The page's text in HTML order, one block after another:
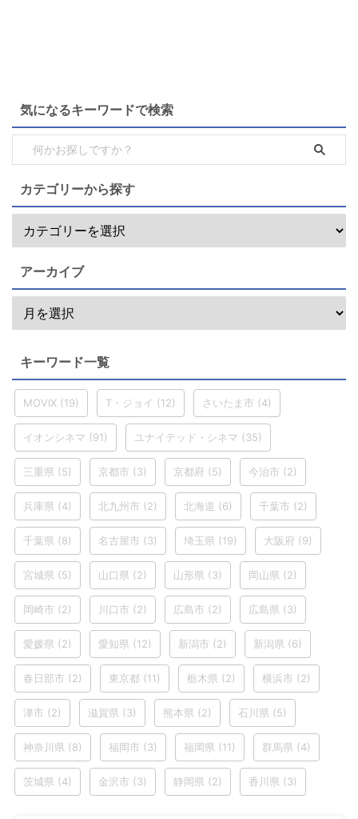
気になるキーワードで検索
カテゴリーから探す
アーカイブ
キーワード一覧
MOVIX (19) T・ジョイ (12) さいたま市 (4)
イオンシネマ (91) ユナイテッド・シネマ (35)
三重県 (5) 京都市 (3) 京都府 (5) 今治市 (2)
兵庫県 (4) 北九州市 (2) 北海道 (6) 千葉市 (2)
千葉県 (8) 名古屋市 (3) 埼玉県 (19) 大阪府 (9)
宮城県 (5) 山口県 (2) 山形県 (3) 岡山県 (2)
岡崎市 (2) 川口市 (2) 広島市 (2) 広島県 (3)
愛媛県 (2) 愛知県 (12) 新潟市 (2) 新潟県 (6)
春日部市 (2) 東京都 (11) 栃木県 (2) 横浜市 (2)
津市 (2) 滋賀県 (3) 熊本県 (2) 石川県 (5)
神奈川県 (8) 福岡市 (3) 福岡県 (11) 群馬県 (4)
茨城県 (4) 金沢市 (3) 静岡県 (2) 香川県 (3)